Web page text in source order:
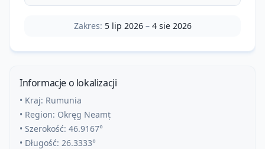
Zakres: 5 lip 2026– 4 sie 2026
Informacje o lokalizacji
• Kraj: Rumunia
• Region: Okręg Neamț
• Szerokość: 46.9167°
• Długość: 26.3333°